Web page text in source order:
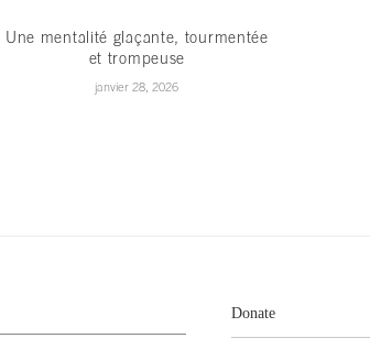
Une mentalité glaçante, tourmentée
et trompeuse
janvier 28, 2026
Donate